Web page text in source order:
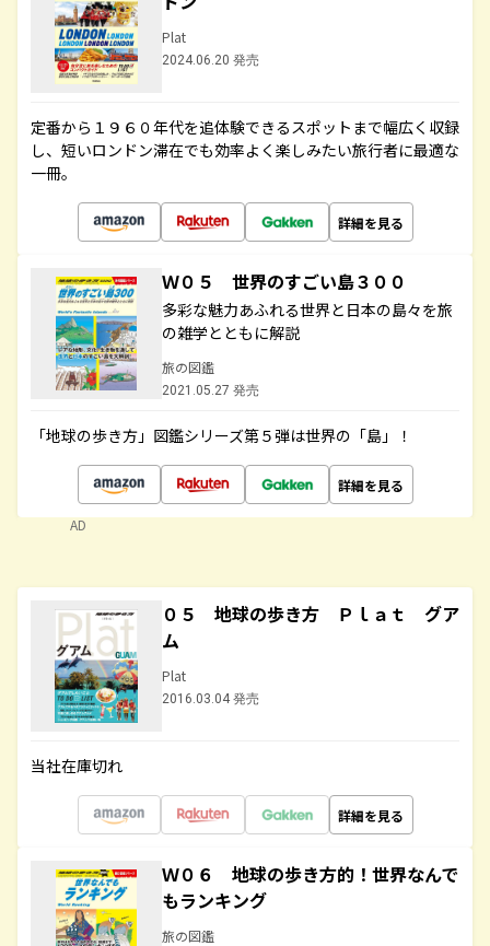
Plat
2024.06.20 発売
定番から１９６０年代を追体験できるスポットまで幅広く収録
し、短いロンドン滞在でも効率よく楽しみたい旅行者に最適な
一冊。
詳細を見る
Ｗ０５ 世界のすごい島３００
多彩な魅力あふれる世界と日本の島々を旅
の雑学とともに解説
旅の図鑑
2021.05.27 発売
「地球の歩き方」図鑑シリーズ第５弾は世界の「島」！
詳細を見る
AD
０５ 地球の歩き方 Ｐｌａｔ グア
ム
Plat
2016.03.04 発売
当社在庫切れ
詳細を見る
Ｗ０６ 地球の歩き方的！世界なんで
もランキング
旅の図鑑